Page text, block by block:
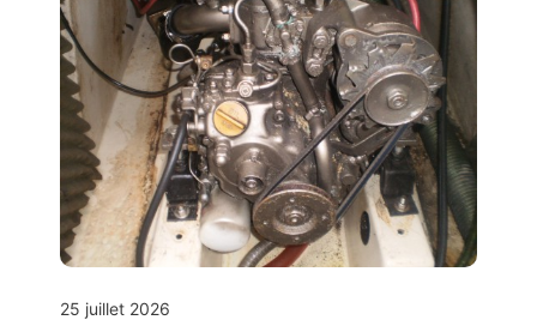
25 juillet 2026